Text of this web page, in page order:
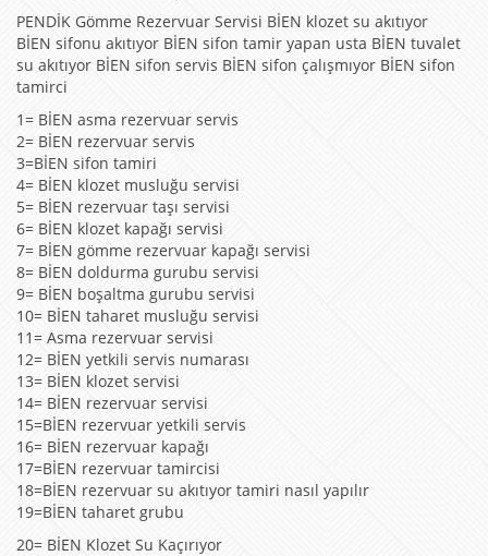
PENDİK Gömme Rezervuar Servisi BİEN klozet su akıtıyor
BİEN sifonu akıtıyor BİEN sifon tamir yapan usta BİEN tuvalet
su akıtıyor BİEN sifon servis BİEN sifon çalışmıyor BİEN sifon
tamirci
1= BİEN asma rezervuar servis
2= BİEN rezervuar servis
3=BİEN sifon tamiri
4= BİEN klozet musluğu servisi
5= BİEN rezervuar taşı servisi
6= BİEN klozet kapağı servisi
7= BİEN gömme rezervuar kapağı servisi
8= BİEN doldurma gurubu servisi
9= BİEN boşaltma gurubu servisi
10= BİEN taharet musluğu servisi
11= Asma rezervuar servisi
12= BİEN yetkili servis numarası
13= BİEN klozet servisi
14= BİEN rezervuar servisi
15=BİEN rezervuar yetkili servis
16= BİEN rezervuar kapağı
17=BİEN rezervuar tamircisi
18=BİEN rezervuar su akıtıyor tamiri nasıl yapılır
19=BİEN taharet grubu
20= BİEN Klozet Su Kaçırıyor